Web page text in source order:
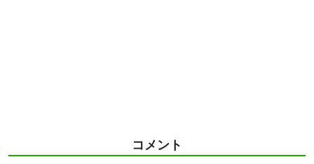
コメント